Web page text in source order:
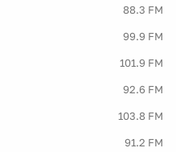
88.3 FM
99.9 FM
101.9 FM
92.6 FM
103.8 FM
91.2 FM